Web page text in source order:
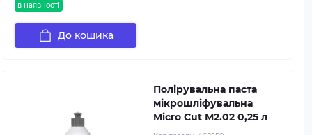
в наявності
До кошика
Полірувальна паста
мікрошліфувальна
Micro Cut М2.02 0,25 л